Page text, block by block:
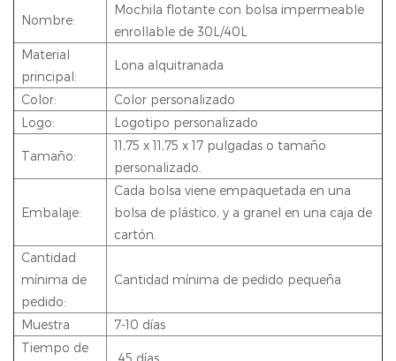
Nombre:
Mochila flotante con bolsa impermeable
enrollable de 30L/40L
Material
principal:
Lona alquitranada
Color:
Color personalizado
Logo:
Logotipo personalizado
Tamaño:
11,75 x 11,75 x 17 pulgadas o tamaño
personalizado.
Embalaje:
Cada bolsa viene empaquetada en una
bolsa de plástico, y a granel en una caja de
cartón.
Cantidad
mínima de
pedido:
Cantidad mínima de pedido pequeña
Muestra
7-10 días
Tiempo de
45 días